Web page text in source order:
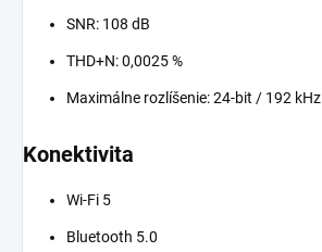
SNR: 108 dB
THD+N: 0,0025 %
Maximálne rozlíšenie: 24-bit / 192 kHz
Konektivita
Wi-Fi 5
Bluetooth 5.0